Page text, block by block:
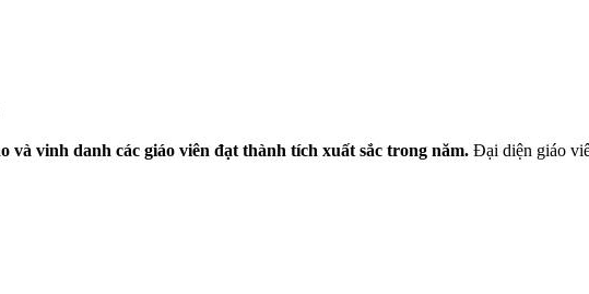
và vinh danh các giáo viên đạt thành tích xuất sắc trong năm. Đại diện giáo